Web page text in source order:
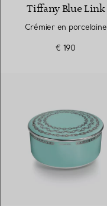
Tiffany Blue Link
Crémier en porcelaine
€ 190